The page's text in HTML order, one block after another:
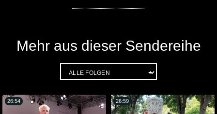
Mehr aus dieser Sendereihe
26:54 26:59